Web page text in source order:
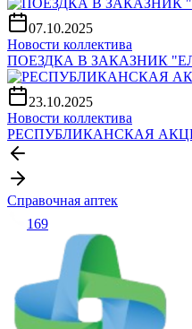
07.10.2025
Новости коллектива
ПОЕЗДКА В ЗАКАЗНИК
23.10.2025
Новости коллектива
РЕСПУБЛИКАНСКАЯ
Справочная аптек
169